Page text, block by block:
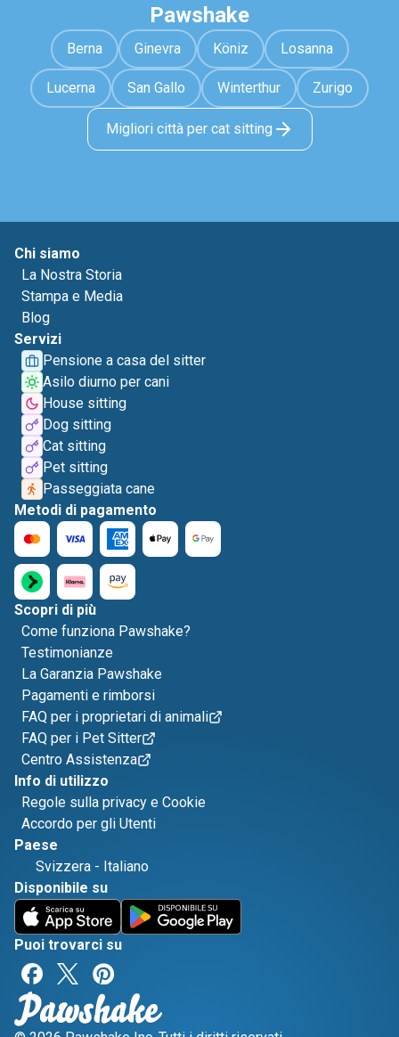
Pawshake
Berna Ginevra Köniz Losanna
Lucerna San Gallo Winterthur Zurigo
Migliori città per cat sitting
Chi siamo
La Nostra Storia
Stampa e Media
Blog
Servizi
Pensione a casa del sitter
Asilo diurno per cani
House sitting
Dog sitting
Cat sitting
Pet sitting
Passeggiata cane
Metodi di pagamento
Scopri di più
Come funziona Pawshake?
Testimonianze
La Garanzia Pawshake
Pagamenti e rimborsi
FAQ per i proprietari di animali
FAQ per i Pet Sitter
Centro Assistenza
Info di utilizzo
Regole sulla privacy e Cookie
Accordo per gli Utenti
Paese
Svizzera - Italiano
Disponibile su
Puoi trovarci su